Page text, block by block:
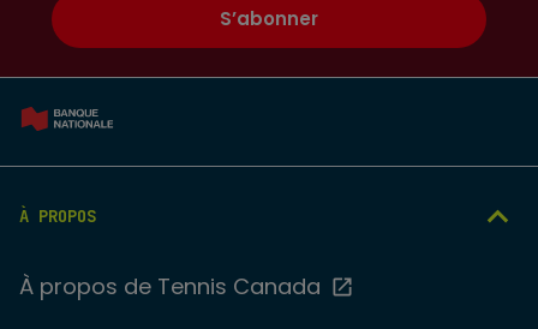
À PROPOS
À propos de Tennis Canada
S’abonner